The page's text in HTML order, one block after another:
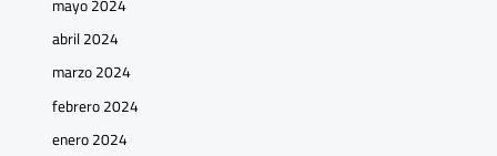
abril 2024
marzo 2024
febrero 2024
enero 2024